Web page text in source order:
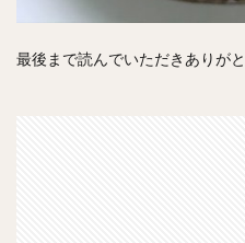
最後まで読んでいただきありが